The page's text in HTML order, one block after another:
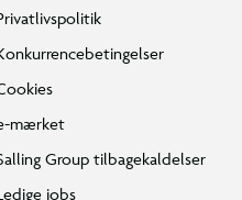
mærket
Group tilbagekaldelser
jobs